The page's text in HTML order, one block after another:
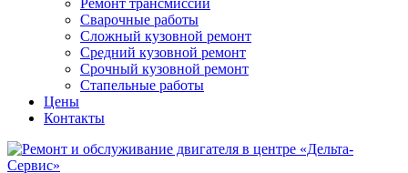
Ремонт трансмиссии
Сварочные работы
Сложный кузовной ремонт
Средний кузовной ремонт
Срочный кузовной ремонт
Стапельные работы
Цены
Контакты